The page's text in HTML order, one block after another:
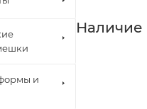
Наличие
и